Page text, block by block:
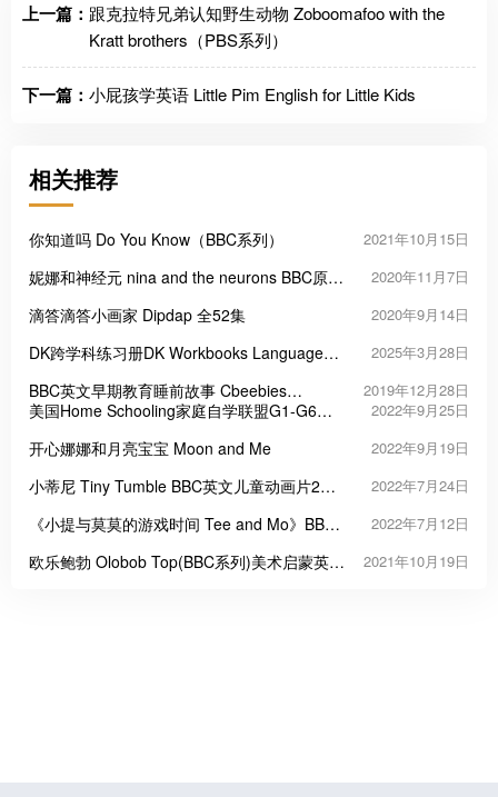
上一篇： 跟克拉特兄弟认知野生动物 Zoboomafoo with the
Kratt brothers（PBS系列）
下一篇： 小屁孩学英语 Little Pim English for Little Kids
相关推荐
你知道吗 Do You Know（BBC系列） 2021年10月15日
妮娜和神经元 nina and the neurons BBC原版
2020年11月7日
滴答滴答小画家 Dipdap 全52集 2020年9月14日
DK跨学科练习册DK Workbooks Language
2025年3月28日
BBC英文早期教育睡前故事 Cbeebies
Bedtime Stories 全277集 带字幕
2019年12月28日
美国Home Schooling家庭自学联盟G1-G6系
2022年9月25日
开心娜娜和月亮宝宝 Moon and Me 2022年9月19日
小蒂尼 Tiny Tumble BBC英文儿童动画片2季
2022年7月24日
《小提与莫莫的游戏时间 Tee and Mo》BBC
2022年7月12日
欧乐鲍勃 Olobob Top(BBC系列)美术启蒙英文
2021年10月19日